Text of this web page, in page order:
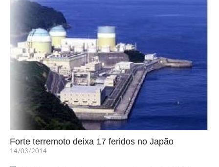
Forte terremoto deixa 17 feridos no Japão
14/03/2014